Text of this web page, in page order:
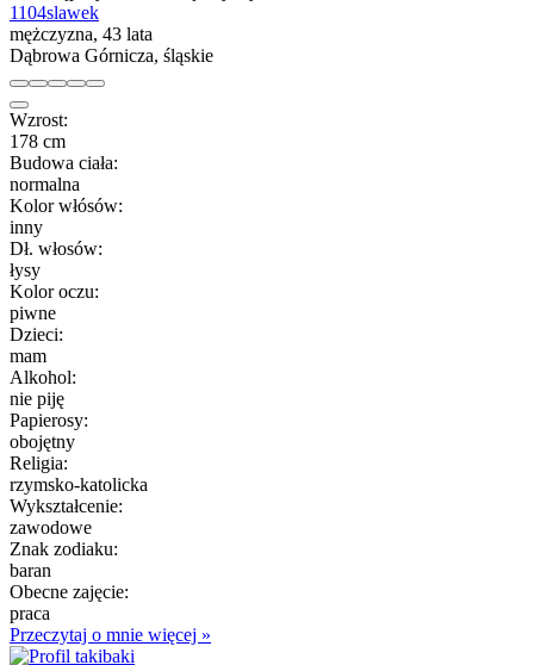
1104slawek
mężczyzna, 43 lata
Dąbrowa Górnicza, śląskie
Wzrost:
178 cm
Budowa ciała:
normalna
Kolor włósów:
inny
Dł. włosów:
łysy
Kolor oczu:
piwne
Dzieci:
mam
Alkohol:
nie piję
Papierosy:
obojętny
Religia:
rzymsko-katolicka
Wykształcenie:
zawodowe
Znak zodiaku:
baran
Obecne zajęcie:
praca
Przeczytaj o mnie więcej »